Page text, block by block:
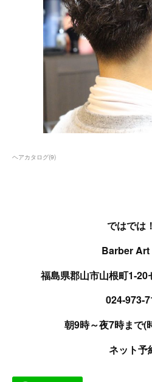
ヘアカタログ(9)
ではでは
Barber Art
福島県郡山市山根町
朝9時～夜7時まで(
ネット予